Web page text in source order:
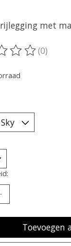
met
van dit
(0)
Toevoegen